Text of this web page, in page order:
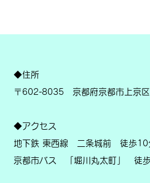
◆住所
〒602-8035 京都府京都市上京
◆アクセス
地下鉄 東西線 二条城前 徒歩10
京都市バス 「堀川丸太町」 徒